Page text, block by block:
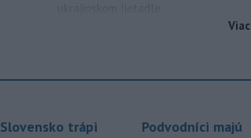
ukrajinskom lietadle
Viac
Slovensko trápi
Podvodníci majú